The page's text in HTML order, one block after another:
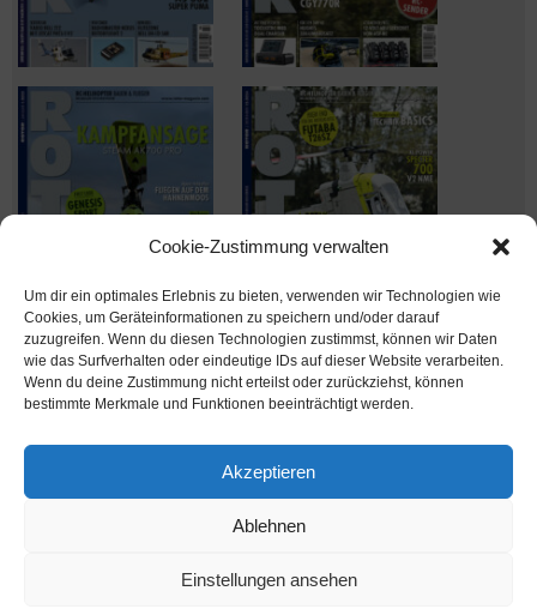
Cookie-Zustimmung verwalten
Um dir ein optimales Erlebnis zu bieten, verwenden wir Technologien wie
Cookies, um Geräteinformationen zu speichern und/oder darauf
zuzugreifen. Wenn du diesen Technologien zustimmst, können wir Daten
wie das Surfverhalten oder eindeutige IDs auf dieser Website verarbeiten.
Wenn du deine Zustimmung nicht erteilst oder zurückziehst, können
bestimmte Merkmale und Funktionen beeinträchtigt werden.
Akzeptieren
Ablehnen
Einstellungen ansehen
Ausgabe verpasst? Kein Problem – einfach nachbestellen im
GmbH